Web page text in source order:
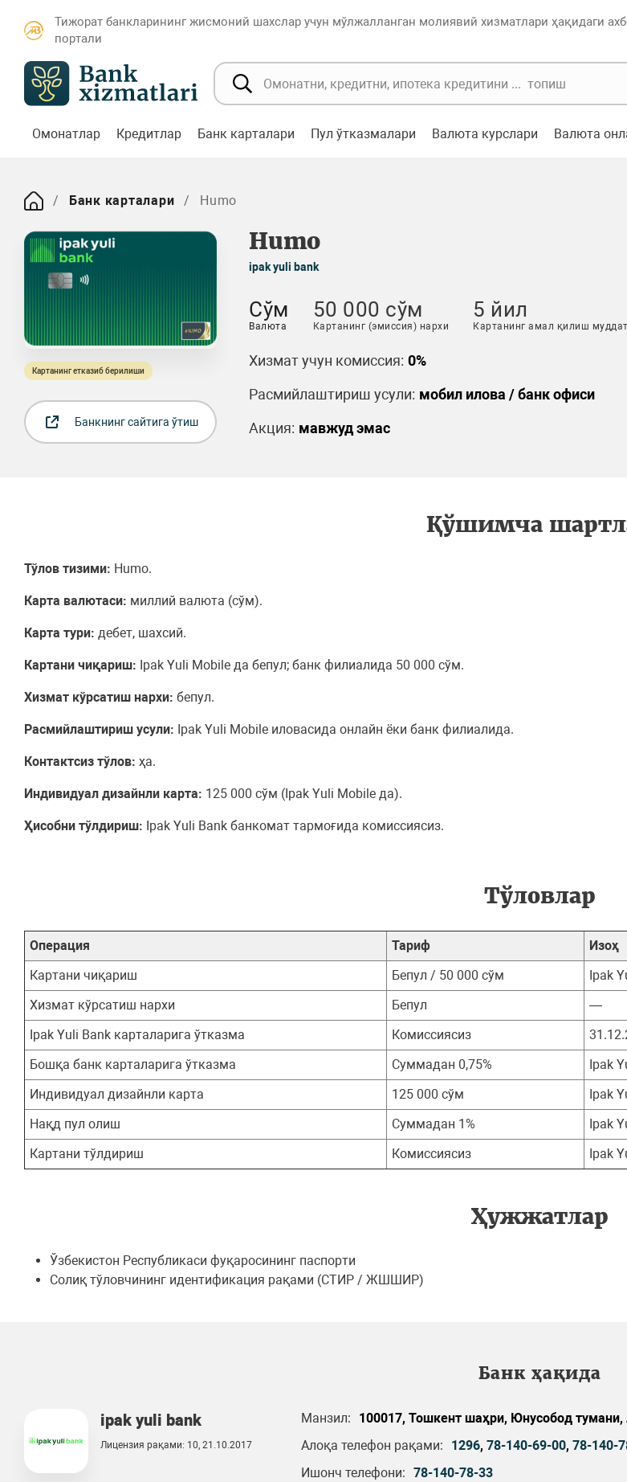
Тижорат банкларининг жисмоний шахслар учун мўлжалланган молиявий хизматлари ҳақидаги
портали
Омонатлар Кредитлар Банк карталари Пул ўтказмалари Валюта курслари Валюта
Банк карталари Humo
Humo
ipak yuli bank
Картанинг етказиб берилиши
Банкнинг сайтига ўтиш
Сўм
Валюта
50 000 сўм
Картанинг (эмиссия) нархи
5 йил
Картанинг амал қилиш
Хизмат учун комиссия: 0%
Расмийлаштириш усули: мобил илова / банк офиси
Акция: мавжуд эмас
Қўшимча
Тўлов тизими: Humo.
Карта валютаси: миллий валюта (сўм).
Карта тури: дебет, шахсий.
Картани чиқариш: Ipak Yuli Mobile да бепул; банк филиалида 50 000 сўм.
Хизмат кўрсатиш нархи: бепул.
Расмийлаштириш усули: Ipak Yuli Mobile иловасида онлайн ёки банк филиалида.
Контактсиз тўлов: ҳа.
Индивидуал дизайнли карта: 125 000 сўм (Ipak Yuli Mobile да).
Ҳисобни тўлдириш: Ipak Yuli Bank банкомат тармоғида комиссиясиз.
Тўловлар
Операция Тариф
Изоҳ
Картани чиқариш
Бепул / 50 000 сўм
Ipak
Хизмат кўрсатиш нархи
Бепул
—
Ipak Yuli Bank карталарига ўтказма
Комиссиясиз
Бошқа банк карталарига ўтказма
Суммадан 0,75%
Ipak
Индивидуал дизайнли карта
125 000 сўм
Ipak
Нақд пул олиш
Суммадан 1%
Ipak
Картани тўлдириш
Комиссиясиз Ipak
Ҳужжатлар
Ўзбекистон Республикаси фуқаросининг паспорти
Солиқ тўловчининг идентификация рақами (СТИР / ЖШШИР)
Банк ҳақида
ipak yuli bank
Лицензия рақами: 10, 21.10.2017
Манзил:
100017, Тошкент шаҳри, Юнусобод
Алоқа телефон рақами:
1296,78-140-69-00,78-140-
Ишонч телефони: 78-140-78-33